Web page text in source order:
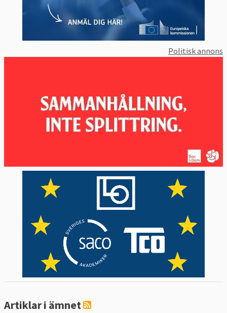
Politisk annons
Artiklar i ämnet